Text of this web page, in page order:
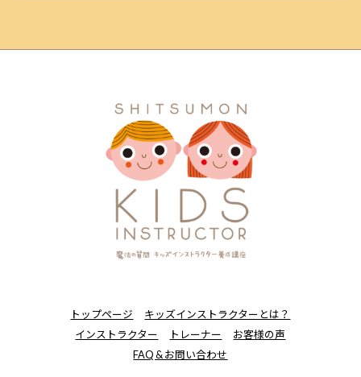
トップページ
キッズインストラクターとは？
インストラクター
トレーナー
お客様の声
FAQ & お問い合わせ